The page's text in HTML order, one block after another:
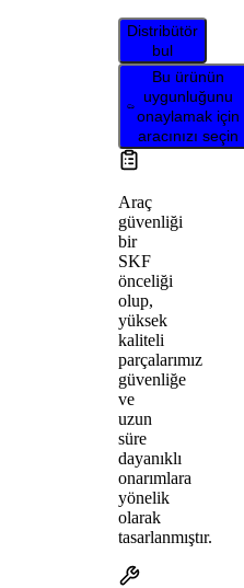
Distribütör
bul
Bu ürünün
uygunluğunu
onaylamak için
aracınızı seçin
Araç
güvenliği
bir
SKF
önceliği
olup,
yüksek
kaliteli
parçalarımız
güvenliğe
ve
uzun
süre
dayanıklı
onarımlara
yönelik
olarak
tasarlanmıştır.